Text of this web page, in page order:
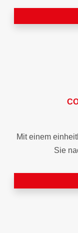
Mit einem
Sie